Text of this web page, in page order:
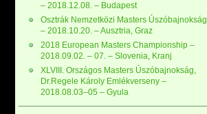
– 2018.12.08. – Budapest
Osztrák Nemzetközi Masters Úszóbajnokság
– 2018.10.20. – Ausztria, Graz
2018 European Masters Championship –
2018.09.02. – 07. – Slovenia, Kranj
XLVIII. Országos Masters Úszóbajnokság,
Dr.Regele Károly Emlékverseny –
2018.08.03–05 – Gyula